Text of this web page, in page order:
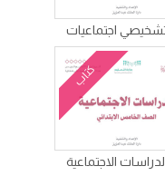
تشخيصي اجتماعيات
كتاب
الاجتماعية